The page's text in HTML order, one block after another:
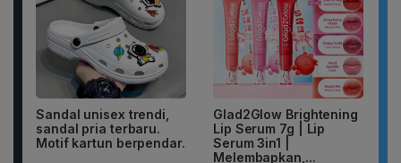
Sandal unisex trendi,
sandal pria terbaru.
Motif kartun berpendar.
Glad2Glow Brightening
Lip Serum 7g | Lip
Serum 3in1 |
Melembapkan,...